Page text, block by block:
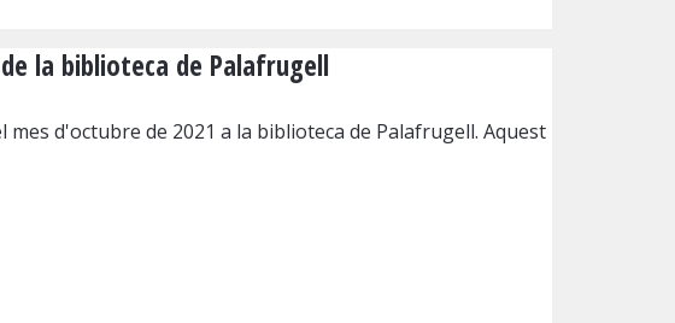
la biblioteca de Palafrugell
d'octubre de 2021 a la biblioteca de Palafrugell. Aquest